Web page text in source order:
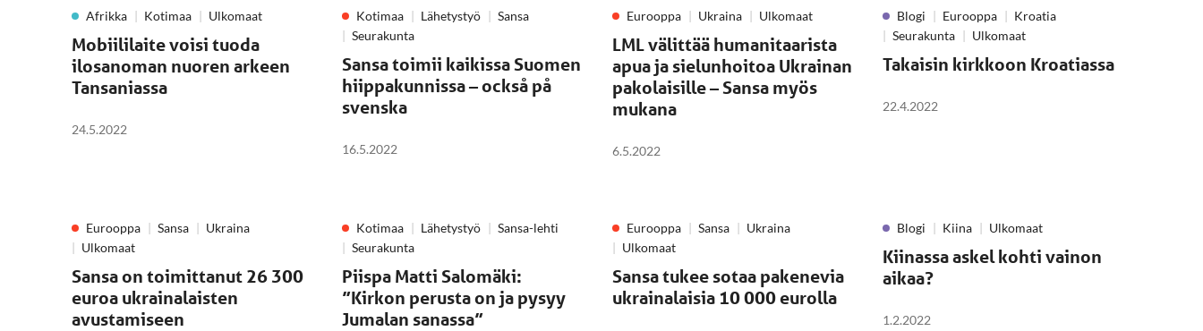
Afrikka Kotimaa Ulkomaat
Mobiililaite voisi tuoda
ilosanoman nuoren arkeen
Tansaniassa
24.5.2022
Kotimaa Lähetystyö
Sansa
Seurakunta
Sansa toimii kaikissa Suomen
hiippakunnissa – också på
svenska
16.5.2022
Eurooppa Ukraina Ulkomaat
LML välittää humanitaarista
apua ja sielunhoitoa Ukrainan
pakolaisille – Sansa myös
mukana
6.5.2022
Blogi Eurooppa
Kroatia
Seurakunta
Ulkomaat
Takaisin kirkkoon Kroatiassa
22.4.2022
Eurooppa Sansa
Ukraina
Ulkomaat
Sansa on toimittanut 26 300
euroa ukrainalaisten
avustamiseen
Kotimaa Lähetystyö
Sansa-lehti
Seurakunta
Piispa Matti Salomäki:
”Kirkon perusta on ja pysyy
Jumalan sanassa”
Eurooppa Sansa
Ukraina
Ulkomaat
Sansa tukee sotaa pakenevia
ukrainalaisia 10 000 eurolla
Blogi Kiina Ulkomaat
Kiinassa askel kohti vainon
aikaa?
1.2.2022